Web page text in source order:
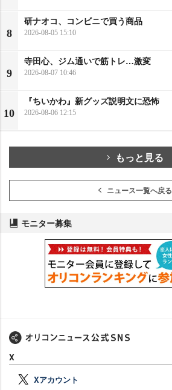
8
研ナオコ、コンビニで買う商品
2026-08-05 15:10
9
寺田心、ジム通いで筋トレ…激変
2026-08-07 10:46
10
『ちいかわ』新グッズ説明文に恐怖
2026-08-06 12:15
もっと見る
ニュース一覧へ戻る
モニター募集
X
Xアカウント